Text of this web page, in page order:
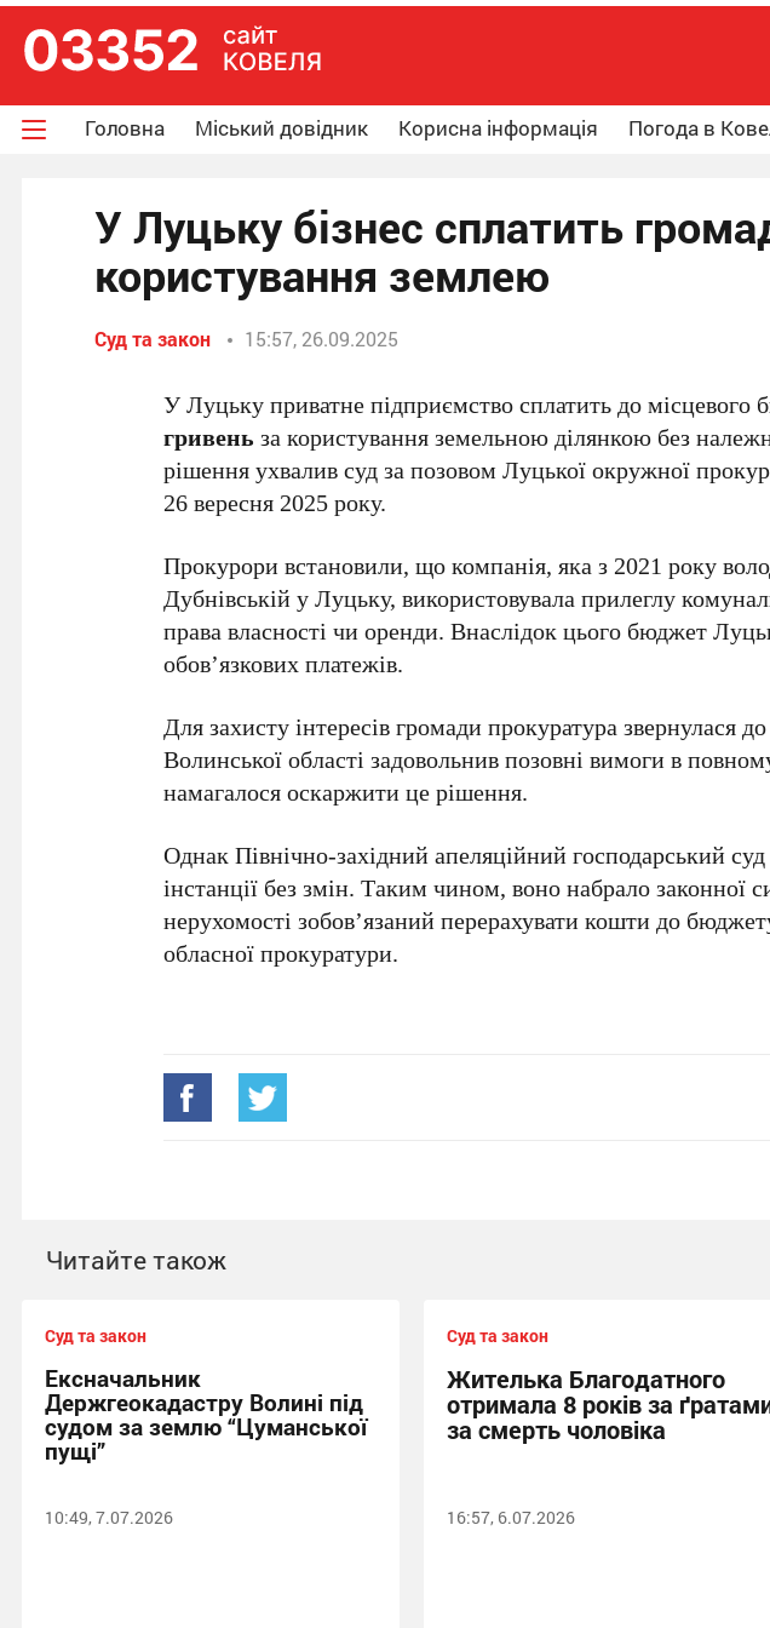
Головна Міський довідник Корисна інформація Погода в
У Луцьку бізнес сплатить
користування землею
Суд та закон 15:57, 26.09.2025
У Луцьку приватне підприємство сплатить до
гривень за користування земельною ділянкою без
рішення ухвалив суд за позовом Луцької окружної
26 вересня 2025 року.
Прокурори встановили, що компанія, яка з 2021 року
Дубнівській у Луцьку, використовувала прилеглу
права власності чи оренди. Внаслідок цього бюджет
обов’язкових платежів.
Для захисту інтересів громади прокуратура звернулася
Волинської області задовольнив позовні вимоги в
намагалося оскаржити це рішення.
Однак Північно-західний апеляційний господарський
інстанції без змін. Таким чином, воно набрало законної
нерухомості зобов’язаний перерахувати кошти до
обласної прокуратури.
Читайте також
Суд та закон
Ексначальник
Держгеокадастру Волині під
судом за землю “Цуманської
пущі”
10:49, 7.07.2026
Суд та закон
Жителька Благодатного
отримала 8 років за
за смерть чоловіка
16:57, 6.07.2026